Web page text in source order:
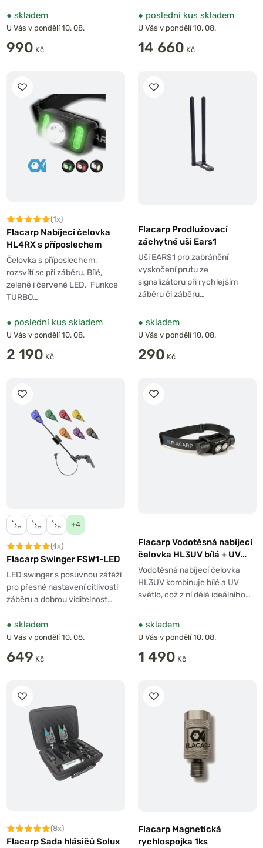
● skladem
U Vás v pondělí 10. 08.
990 Kč
● poslední kus skladem
U Vás v pondělí 10. 08.
14 660 Kč
(1x)
Flacarp Nabíjecí čelovka
HL4RX s příposlechem
Čelovka s příposlechem,
rozsvítí se při záběru. Bílé,
zelené i červené LED. Funkce
TURBO…
● poslední kus skladem
U Vás v pondělí 10. 08.
2 190 Kč
Flacarp Prodlužovací
záchytné uši Ears1
Uši EARS1 pro zabránění
vyskočení prutu ze
signalizátoru při rychlejším
záběru či záběru…
● skladem
U Vás v pondělí 10. 08.
290 Kč
+4
(4x)
Flacarp Swinger FSW1-LED
LED swinger s posuvnou zátěží
pro přesné nastavení citlivosti
záběru a dobrou viditelnost…
● skladem
U Vás v pondělí 10. 08.
649 Kč
Flacarp Vodotěsná nabíjecí
čelovka HL3UV bílá + UV
LED
Vodotěsná nabíjecí čelovka
HL3UV kombinuje bílé a UV
světlo, což z ní dělá ideálního…
● skladem
U Vás v pondělí 10. 08.
1 490 Kč
(8x)
Flacarp Sada hlásičů Solux
Flacarp Magnetická
rychlospojka 1ks